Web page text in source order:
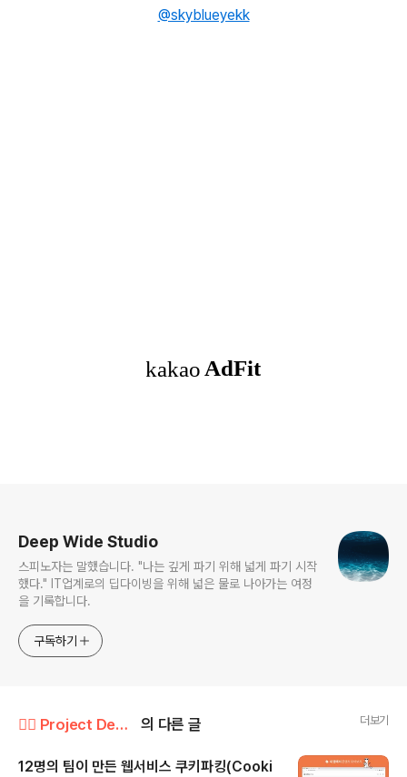
@skyblueyekk
Deep Wide Studio
스피노자는 말했습니다. "나는 깊게 파기 위해 넓게 파기 시작
했다." IT업계로의 딥다이빙을 위해 넓은 물로 나아가는 여정
을 기록합니다.
구독하기
🤸‍♂️ Project Deep-Dive/🔥 팀 프로젝트 성장일지 의 다른 글 더보기
12명의 팀이 만든 웹서비스 쿠키파킹(Cooki